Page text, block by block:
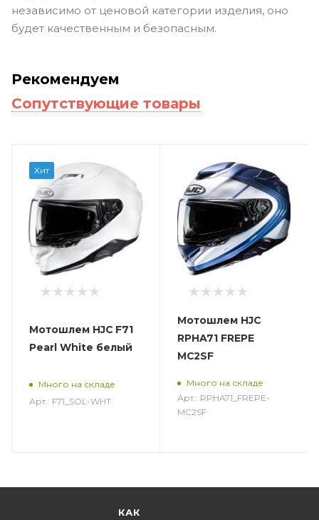
независимо от ценовой категории изделия, оно
будет качественным и безопасным.
Рекомендуем
Сопутствующие товары
Хит
Мотошлем HJC F71
Pearl White белый
Много на складе
Арт.: F71_SOL-WHT
Мотошлем HJC
RPHA71 FREPE
MC2SF
Много на складе
Арт.: RPHA71_FREPE-
MC2SF
КАК